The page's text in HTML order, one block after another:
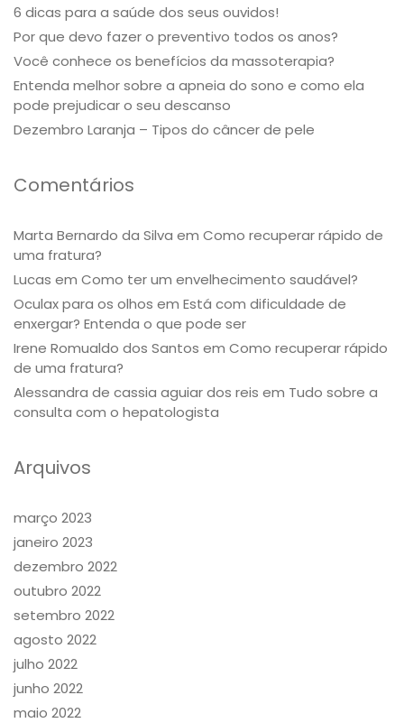
6 dicas para a saúde dos seus ouvidos!
Por que devo fazer o preventivo todos os anos?
Você conhece os benefícios da massoterapia?
Entenda melhor sobre a apneia do sono e como ela
pode prejudicar o seu descanso
Dezembro Laranja – Tipos do câncer de pele
Comentários
Marta Bernardo da Silva em Como recuperar rápido de
uma fratura?
Lucas em Como ter um envelhecimento saudável?
Oculax para os olhos em Está com dificuldade de
enxergar? Entenda o que pode ser
Irene Romualdo dos Santos em Como recuperar rápido
de uma fratura?
Alessandra de cassia aguiar dos reis em Tudo sobre a
consulta com o hepatologista
Arquivos
março 2023
janeiro 2023
dezembro 2022
outubro 2022
setembro 2022
agosto 2022
julho 2022
junho 2022
maio 2022